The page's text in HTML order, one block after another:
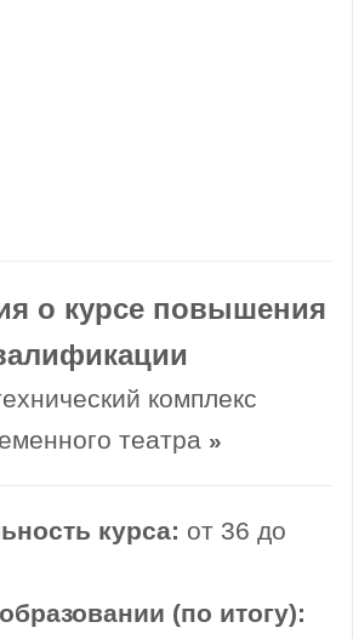
о курсе повышения
комплекс
театра »
курса: от 36 до
(по итогу):